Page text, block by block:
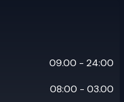
09.00 - 24:00
08:00 - 03.00